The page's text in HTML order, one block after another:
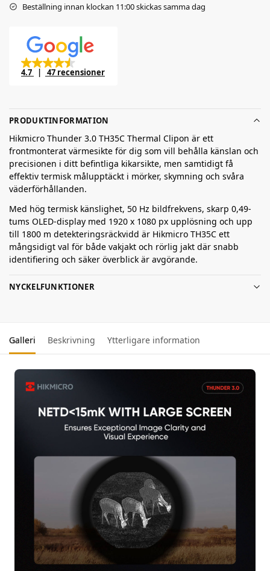
Beställning innan klockan 11:00 skickas samma dag
4.7 47 recensioner
PRODUKTINFORMATION
Hikmicro Thunder 3.0 TH35C Thermal Clipon är ett
frontmonterat värmesikte för dig som vill behålla känslan och
precisionen i ditt befintliga kikarsikte, men samtidigt få
effektiv termisk målupptäckt i mörker, skymning och svåra
väderförhållanden.
Med hög termisk känslighet, 50 Hz bildfrekvens, skarp 0,49-
tums OLED-display med 1920 x 1080 px upplösning och upp
till 1800 m detekteringsräckvidd är Hikmicro TH35C ett
mångsidigt val för både vakjakt och rörlig jakt där snabb
identifiering och säker överblick är avgörande.
NYCKELFUNKTIONER
Galleri Beskrivning Ytterligare information